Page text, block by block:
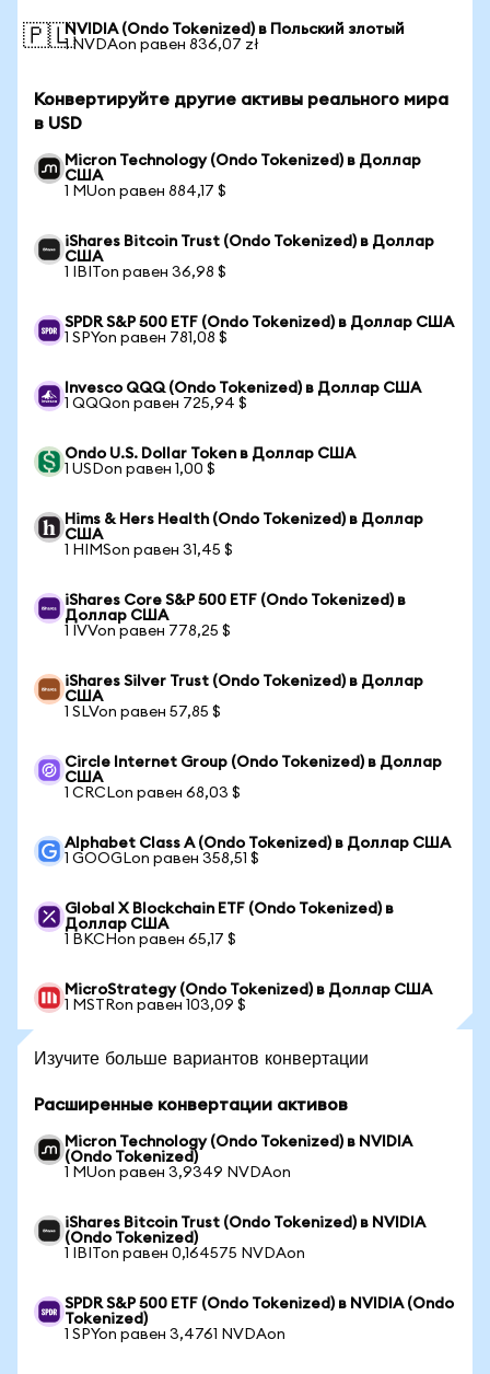
🇵🇱NVIDIA (Ondo Tokenized) в Польский злотый
1 NVDAon равен 836,07 zł
Конвертируйте другие активы реального мира
в USD
Micron Technology (Ondo Tokenized) в Доллар
США
1 MUon равен 884,17 $
iShares Bitcoin Trust (Ondo Tokenized) в Доллар
США
1 IBITon равен 36,98 $
SPDR S&P 500 ETF (Ondo Tokenized) в Доллар США
1 SPYon равен 781,08 $
Invesco QQQ (Ondo Tokenized) в Доллар США
1 QQQon равен 725,94 $
Ondo U.S. Dollar Token в Доллар США
1 USDon равен 1,00 $
Hims & Hers Health (Ondo Tokenized) в Доллар
США
1 HIMSon равен 31,45 $
iShares Core S&P 500 ETF (Ondo Tokenized) в
Доллар США
1 IVVon равен 778,25 $
iShares Silver Trust (Ondo Tokenized) в Доллар
США
1 SLVon равен 57,85 $
Circle Internet Group (Ondo Tokenized) в Доллар
США
1 CRCLon равен 68,03 $
Alphabet Class A (Ondo Tokenized) в Доллар США
1 GOOGLon равен 358,51 $
Global X Blockchain ETF (Ondo Tokenized) в
Доллар США
1 BKCHon равен 65,17 $
MicroStrategy (Ondo Tokenized) в Доллар США
1 MSTRon равен 103,09 $
Изучите больше вариантов конвертации
Расширенные конвертации активов
Micron Technology (Ondo Tokenized) в NVIDIA
(Ondo Tokenized)
1 MUon равен 3,9349 NVDAon
iShares Bitcoin Trust (Ondo Tokenized) в NVIDIA
(Ondo Tokenized)
1 IBITon равен 0,164575 NVDAon
SPDR S&P 500 ETF (Ondo Tokenized) в NVIDIA (Ondo
Tokenized)
1 SPYon равен 3,4761 NVDAon